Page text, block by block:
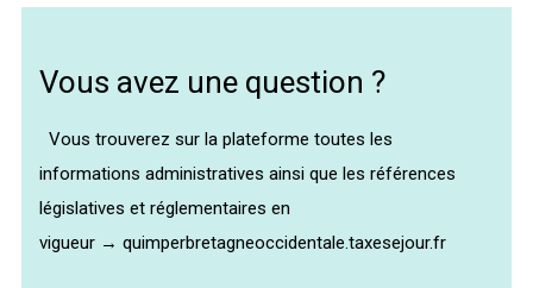
Vous avez une question ?
Vous trouverez sur la plateforme toutes les
informations administratives ainsi que les références
législatives et réglementaires en
vigueur → quimperbretagneoccidentale.taxesejour.fr